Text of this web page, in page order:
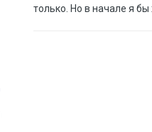
только. Но в начале я